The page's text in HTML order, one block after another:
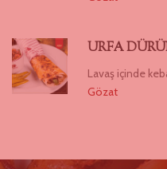
URFA
Lavaş içinde
Gözat